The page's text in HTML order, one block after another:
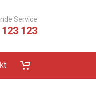
Service
123